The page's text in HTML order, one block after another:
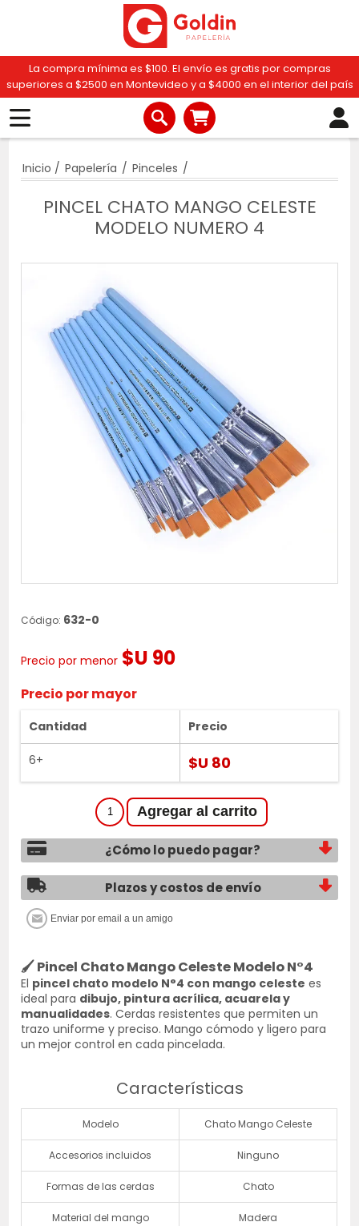
La compra mínima es $100. El envío es gratis por compras
superiores a $2500 en Montevideo y a $4000 en el interior del país
Inicio / Papelería / Pinceles /
PINCEL CHATO MANGO CELESTE
MODELO NUMERO 4
Código: 632-0
Precio por menor $U 90
Precio por mayor
Cantidad
6+
Precio
$U 80
¿Cómo lo puedo pagar?
Plazos y costos de envío
🖌️Pincel Chato Mango Celeste Modelo N°4
El pincel chato modelo N°4 con mango celeste es
ideal para dibujo, pintura acrílica, acuarela y
manualidades. Cerdas resistentes que permiten un
trazo uniforme y preciso. Mango cómodo y ligero para
un mejor control en cada pincelada.
Características
Modelo Chato Mango Celeste
Accesorios incluidos Ninguno
Formas de las cerdas Chato
Material del mango Madera